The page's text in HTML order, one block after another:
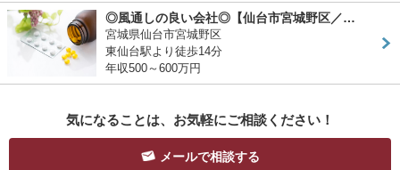
◎風通しの良い会社◎【仙台市宮城野区／…
宮城県仙台市宮城野区
東仙台駅より徒歩14分
年収500～600万円
気になることは、お気軽にご相談ください！
メールで相談する